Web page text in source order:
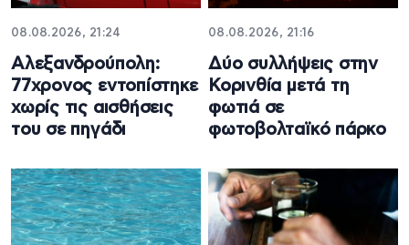
08.08.2026, 21:24
Αλεξανδρούπολη:
77χρονος εντοπίστηκε
χωρίς τις αισθήσεις
του σε πηγάδι
08.08.2026, 21:16
Δύο συλλήψεις στην
Κορινθία μετά τη
φωτιά σε
φωτοβολταϊκό πάρκο